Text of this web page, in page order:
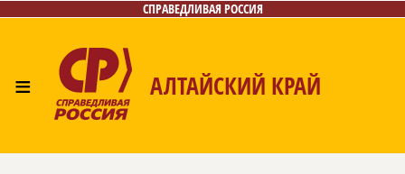
СПРАВЕДЛИВАЯ РОССИЯ
≡ АЛТАЙСКИЙ КРАЙ